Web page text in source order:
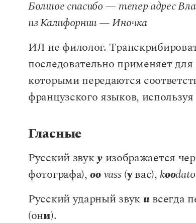
Болшое спасибо — тепер адрес
из Калифорнии — Иночка
ИЛ не филолог.
последовательно применяет для
которыми передаются
французского языков,
Гласные
Русский звукуизображается
фотографа),oovass(увас),koodato
Русский ударный звук ивсегда
(они).